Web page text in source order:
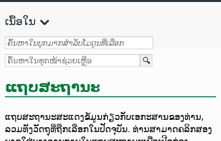
ເນື້ອໃນ
ແຖບສະຖານະ
ແຖບສະຖານະສະແດງຂໍ້ມູນກ່ຽວກັບເອກະສານຂອງທ່ານ,
ລວມທັງວັດຖຸທີ່ຖືກເລືອກໃນປັດຈຸບັນ. ທ່ານສາມາດຄລິກສອງ